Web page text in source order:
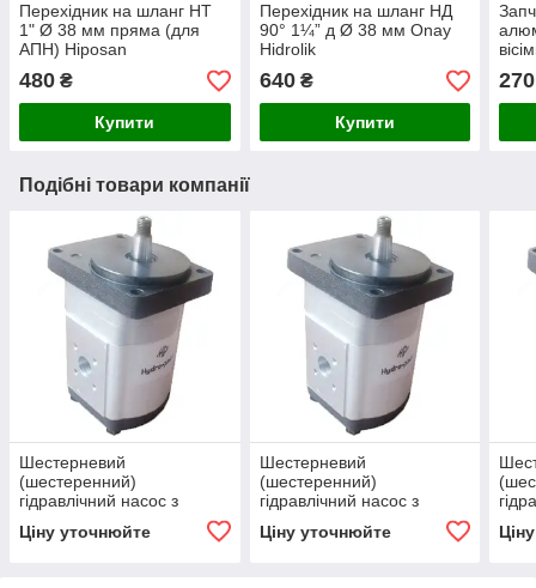
Перехідник на шланг НТ
1" Ø 38 мм пряма (для
АПН) Hiposan
480 ₴
Купити
Перехідник на шланг НД
90° 1¼” д Ø 38 мм Onay
Hidrolik
640₴
Купити
270
Подібні товари компанії
Шестерневий
(шестеренний)
гідравлічний насос з
підшипником Hydro-pack
H 20A/C4.5X155
Ціну уточнюйте
Шестерневий
(шестеренний)
гідравлічний насос з
підшипником Hydro-pack
H 20A/C6.3X155
Ціну уточнюйте
H